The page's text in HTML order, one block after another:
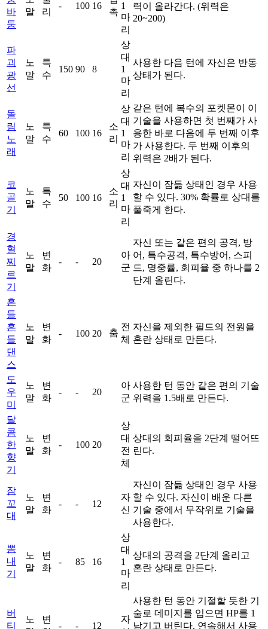
바
둥
말
리
- 100 16
촉
1
마
리
력이 올라간다. (위력은
20~200)
파
괴
광
선
노
말
특
수
150 90 8
상
대
1
마
리
사용한 다음 턴에 자신은 반동
상태가 된다.
돌
림
노
래
노
말
특
수
60 100 16
소
리
상
대
1
마
리
같은 턴에 복수의 포켓몬이 이
기술을 사용하면 첫 번째가 사
용한 바로 다음에 두 번째 이후
가 사용한다. 두 번째 이후의
위력은 2배가 된다.
코
골
기
노
말
특
수
50 100 16
소
리
상
대
1
마
리
자신이 잠듦 상태인 경우 사용
할 수 있다. 30% 확률로 상대를
풀죽게 한다.
경
혈
찌
르
기
노
말
변
화
- - 20
아
군
자신 또는 같은 편의 공격, 방
어, 특수공격, 특수방어, 스피
드, 명중률, 회피율 중 하나를 2
단계 올린다.
흔
들
흔
들
댄
스
노
말
변
화
- 100 20 춤
전
체
자신을 제외한 필드의 전원을
혼란 상태로 만든다.
도
우
미
노
말
변
화
- - 20
아
군
사용한 턴 동안 같은 편의 기술
위력을 1.5배로 만든다.
달
콤
한
향
기
노
말
변
화
- 100 20
상
대
전
체
상대의 회피율을 2단계 떨어뜨
린다.
잠
꼬
대
노
말
변
화
- - 12
자
신
자신이 잠듦 상태인 경우 사용
할 수 있다. 자신이 배운 다른
기술 중에서 무작위로 기술을
사용한다.
뽐
내
기
노
말
변
화
- 85 16
상
대
1
마
리
상대의 공격을 2단계 올리고
혼란 상태로 만든다.
버
티
노
변
- - 12
자
사용한 턴 동안 기절할 듯한 기
술로 데미지를 입으면 HP를 1
남기고 버틴다. 연속해서 사용